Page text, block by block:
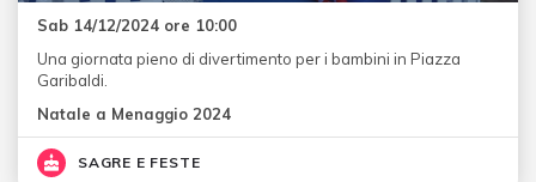
Sab 14/12/2024 ore 10:00
Una giornata pieno di divertimento per i bambini in Piazza
Garibaldi.
Natale a Menaggio 2024
SAGRE E FESTE